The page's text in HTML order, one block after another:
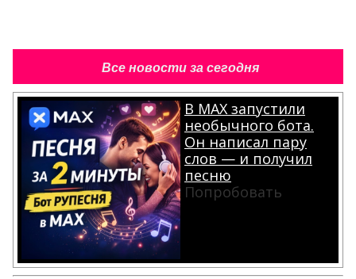
Все новости за сегодня
В MAX запустили
необычного бота.
Он написал пару
слов — и получил
песню
Попробовать